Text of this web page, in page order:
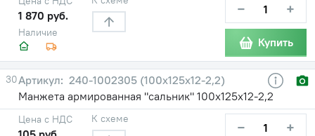
Наличие
1 870 руб. − +
Купить
30
240-1002305 (100х125х12-2,2)
Манжета армированная "сальник" 100х125х12-2,2
Цена с НДС К схеме − +